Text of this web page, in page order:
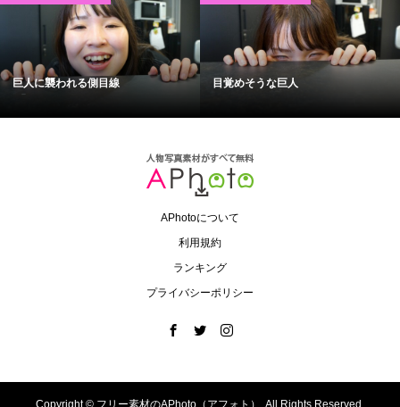
巨人に襲われる側目線 目覚めそうな巨人
APhotoについて
利用規約
ランキング
プライバシーポリシー